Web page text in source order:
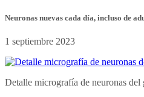
Neuronas nuevas cada día, incluso de
1 septiembre 2023
Detalle micrografía de neuronas